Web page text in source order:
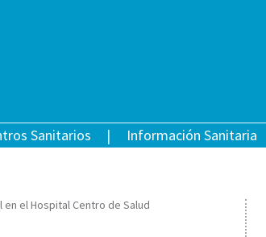
Sanitarios Información Sanitaria
el Hospital Centro de Salud